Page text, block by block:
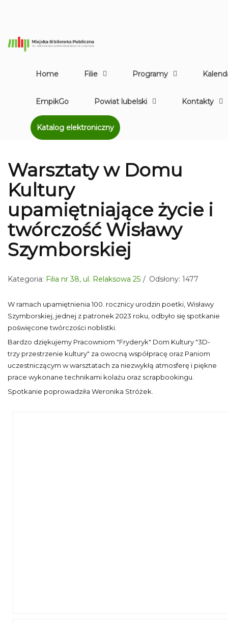
Home Filie Programy
EmpikGo Powiat lubelski Kontakty
Katalog elektroniczny
Warsztaty w Domu
Kultury
upamiętniające życie i
twórczość Wisławy
Szymborskiej
Kategoria: Filia nr 38, ul. Relaksowa 25 Odsłony: 1477
W ramach upamiętnienia 100. rocznicy urodzin poetki, Wisławy
Szymborskiej, jednej z patronek 2023 roku, odbyło się spotkanie
poświęcone twórczości noblistki.
Bardzo dziękujemy Pracowniom "Fryderyk" Dom Kultury "3D-
trzy przestrzenie kultury" za owocną współpracę oraz Paniom
uczestniczącym w warsztatach za niezwykłą atmosferę i piękne
prace wykonane technikami kolażu oraz scrapbookingu.
Spotkanie poprowadziła Weronika Stróżek.